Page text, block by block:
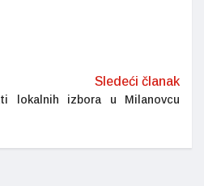
Sledeći članak
lokalnih izbora u Milanovcu